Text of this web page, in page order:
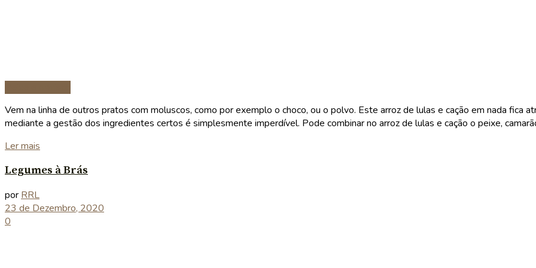
Vem na linha de outros pratos com moluscos, como por exemplo o choco, ou o polvo. Este arroz de lulas e cação em nada fica
mediante a gestão dos ingredientes certos é simplesmente imperdível. Pode combinar no arroz de lulas e cação o peixe,
Ler mais
Legumes à Brás
por RRL
23 de Dezembro, 2020
0